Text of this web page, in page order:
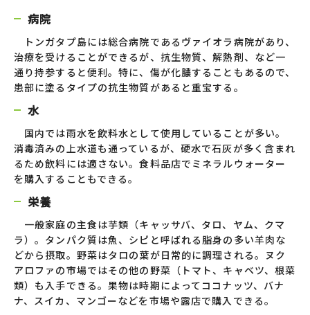
病院
トンガタプ島には総合病院であるヴァイオラ病院があり、
治療を受けることができるが、抗生物質、解熱剤、など一
通り持参すると便利。特に、傷が化膿することもあるので、
患部に塗るタイプの抗生物質があると重宝する。
水
国内では雨水を飲料水として使用していることが多い。
消毒済みの上水道も通っているが、硬水で石灰が多く含まれ
るため飲料には適さない。食料品店でミネラルウォーター
を購入することもできる。
栄養
一般家庭の主食は芋類（キャッサバ、タロ、ヤム、クマ
ラ）。タンパク質は魚、シピと呼ばれる脂身の多い羊肉な
どから摂取。野菜はタロの葉が日常的に調理される。ヌク
アロファの市場ではその他の野菜（トマト、キャベツ、根菜
類）も入手できる。果物は時期によってココナッツ、バナ
ナ、スイカ、マンゴーなどを市場や露店で購入できる。